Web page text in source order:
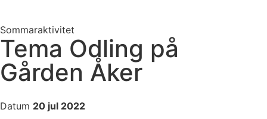
Sommaraktivitet
Tema Odling på
Gården Åker
Datum 20 jul 2022